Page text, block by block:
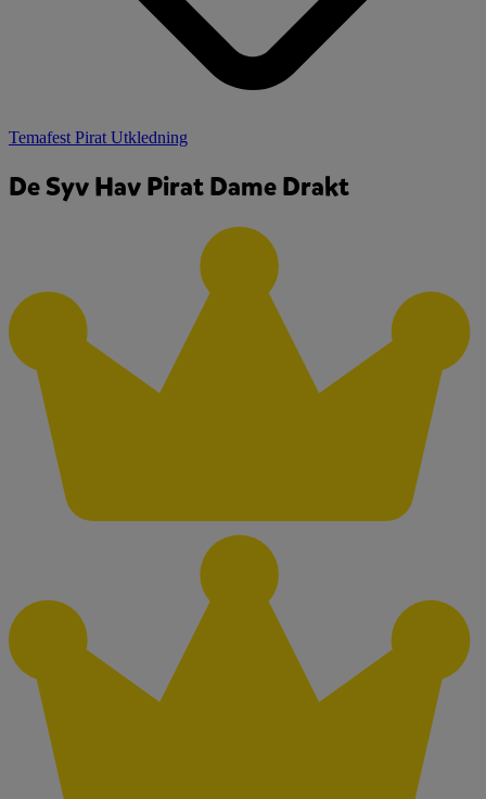
Temafest Pirat Utkledning
De Syv Hav Pirat Dame Drakt